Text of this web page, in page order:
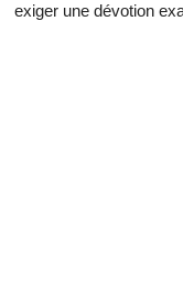
exiger une dévotion